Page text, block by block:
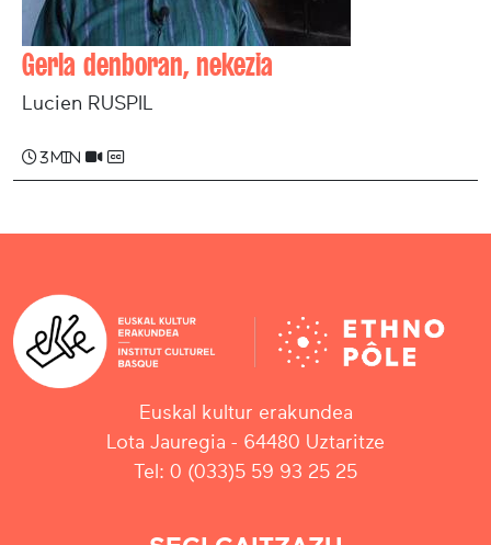
Gerla denboran, nekezia
Lucien RUSPIL
3 min
Euskal kultur erakundea
Lota Jauregia - 64480 Uztaritze
Tel: 0 (033)5 59 93 25 25